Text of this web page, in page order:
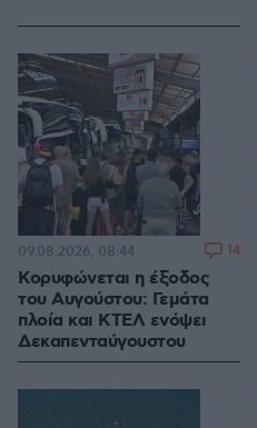
Κορυφώνεται η έξοδος
του Αυγούστου: Γεμάτα
πλοία και ΚΤΕΛ ενόψει
Δεκαπενταύγουστου
09.08.2026, 08:44 14